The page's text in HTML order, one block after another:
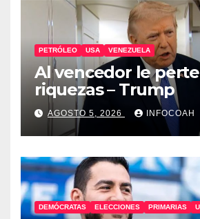
PETRÓLEO USA VENEZUELA
Al vencedor le
riquezas – Trump
AGOSTO 5, 2026 INFOCOAH
DEMÓCRATAS ELECCIONES PRIMARIAS